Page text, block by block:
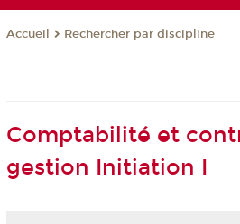
Accueil Rechercher par discipline
Comptabilité et
gestion Initiation I